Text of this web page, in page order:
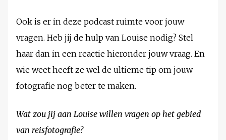
Ook is er in deze podcast ruimte voor jouw
vragen. Heb jij de hulp van Louise nodig? Stel
haar dan in een reactie hieronder jouw vraag. En
wie weet heeft ze wel de ultieme tip om jouw
fotografie nog beter te maken.
Wat zou jij aan Louise willen vragen op het gebied
van reisfotografie?